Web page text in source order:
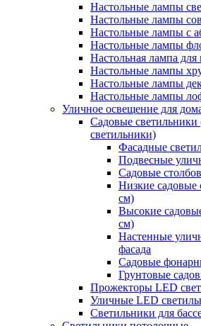
Настольные лампы
Настольные лампы
Настольные лампы с
Настольные лампы
Настольная лампа для
Настольные лампы
Настольные лампы
Настольные лампы
Уличное освещение для
Садовые светильники
светильники)
Фасадные
Подвесные
Садовые
Низкие садовые
см)
Высокие
см)
Настенные
фасада
Садовые
Грунтовые
Прожекторы LED
Уличные LED
Светильники для